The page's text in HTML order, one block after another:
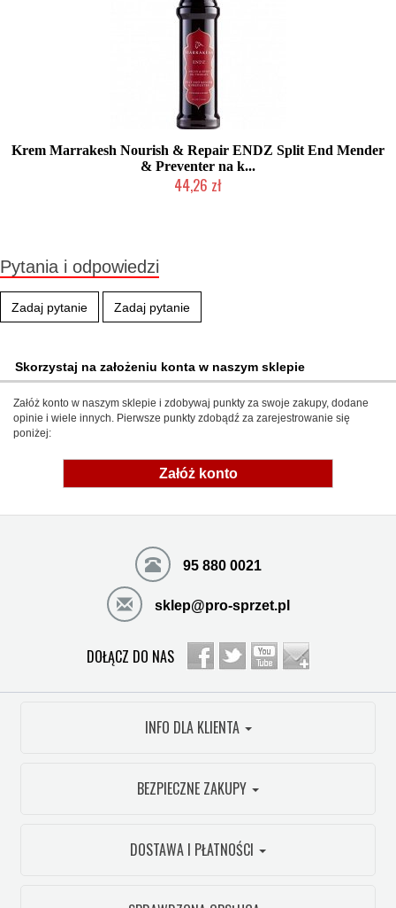
Krem Marrakesh Nourish & Repair ENDZ Split End Mender
& Preventer na k...
44,26 zł
Pytania i odpowiedzi
Zadaj pytanie Zadaj pytanie
Skorzystaj na założeniu konta w naszym sklepie
Załóż konto w naszym sklepie i zdobywaj punkty za swoje zakupy, dodane
opinie i wiele innych. Pierwsze punkty zdobądź za zarejestrowanie się
poniżej:
Załóż konto
95 880 0021
sklep@pro-sprzet.pl
DOŁĄCZ DO NAS
INFO DLA KLIENTA
BEZPIECZNE ZAKUPY
DOSTAWA I PŁATNOŚCI